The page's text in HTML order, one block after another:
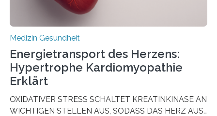
Medizin Gesundheit
Energietransport des Herzens:
Hypertrophe Kardiomyopathie
Erklärt
OXIDATIVER STRESS SCHALTET KREATINKINASE AN
WICHTIGEN STELLEN AUS, SODASS DAS HERZ AUS